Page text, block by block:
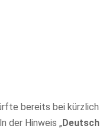
bereits bei kürzlich
der Hinweis „Deutsch